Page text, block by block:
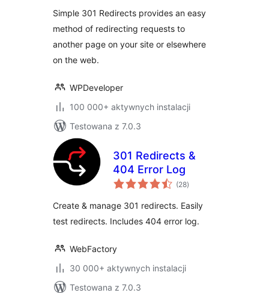
Redirect Manager
for Redirects, 404
Error Log & More
Simple 301 Redirects provides an easy
method of redirecting requests to
another page on your site or elsewhere
on the web.
WPDeveloper
100 000+ aktywnych instalacji
Testowana z 7.0.3
301 Redirects &
404 Error Log
(28wszystkich
ocen
)
Create & manage 301 redirects. Easily
test redirects. Includes 404 error log.
WebFactory
30 000+ aktywnych instalacji
Testowana z 7.0.3